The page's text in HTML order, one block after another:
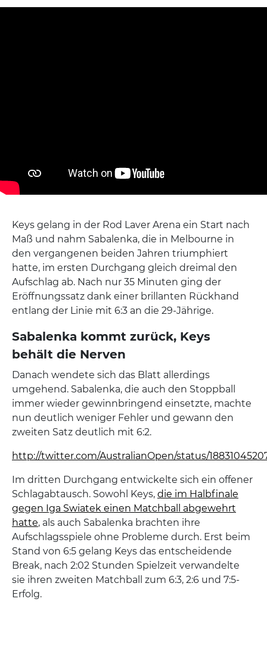
Keys gelang in der Rod Laver Arena ein Start nach
Maß und nahm Sabalenka, die in Melbourne in
den vergangenen beiden Jahren triumphiert
hatte, im ersten Durchgang gleich dreimal den
Aufschlag ab. Nach nur 35 Minuten ging der
Eröffnungssatz dank einer brillanten Rückhand
entlang der Linie mit 6:3 an die 29-Jährige.
Sabalenka kommt zurück, Keys
behält die Nerven
Danach wendete sich das Blatt allerdings
umgehend. Sabalenka, die auch den Stoppball
immer wieder gewinnbringend einsetzte, machte
nun deutlich weniger Fehler und gewann den
zweiten Satz deutlich mit 6:2.
http://twitter.com/AustralianOpen/status/
Im dritten Durchgang entwickelte sich ein offener
Schlagabtausch. Sowohl Keys, die im Halbfinale
gegen Iga Swiatek einen Matchball abgewehrt
hatte, als auch Sabalenka brachten ihre
Aufschlagsspiele ohne Probleme durch. Erst beim
Stand von 6:5 gelang Keys das entscheidende
Break, nach 2:02 Stunden Spielzeit verwandelte
sie ihren zweiten Matchball zum 6:3, 2:6 und 7:5-
Erfolg.